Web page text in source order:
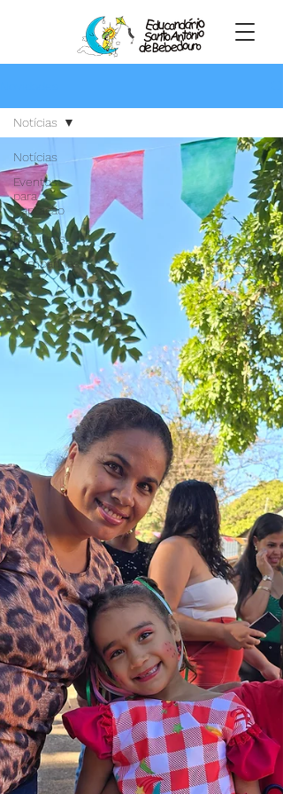
Notícias
Eventos
para
Captação
de
Recursos
Campanhas
Notícias